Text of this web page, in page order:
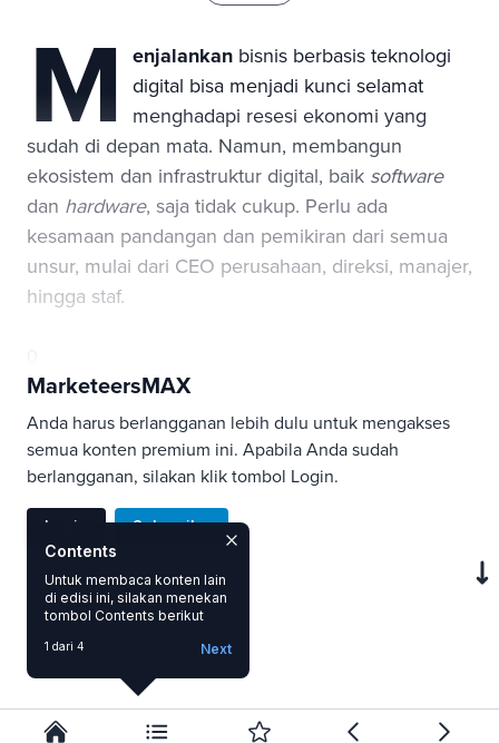
M enjalankan bisnis berbasis teknologi
digital bisa menjadi kunci selamat
menghadapi resesi ekonomi yang
sudah di depan mata. Namun, membangun
ekosistem dan infrastruktur digital, baik software
dan hardware, saja tidak cukup. Perlu ada
kesamaan pandangan dan pemikiran dari semua
unsur, mulai dari CEO perusahaan, direksi, manajer,
hingga staf.
MarketeersMAX
Anda harus berlangganan lebih dulu untuk mengakses
semua konten premium ini. Apabila Anda sudah
berlangganan, silakan klik tombol Login.
Login Subscribe
Contents
Untuk membaca konten lain
di edisi ini, silakan menekan
tombol Contents berikut
1 dari 4 Next